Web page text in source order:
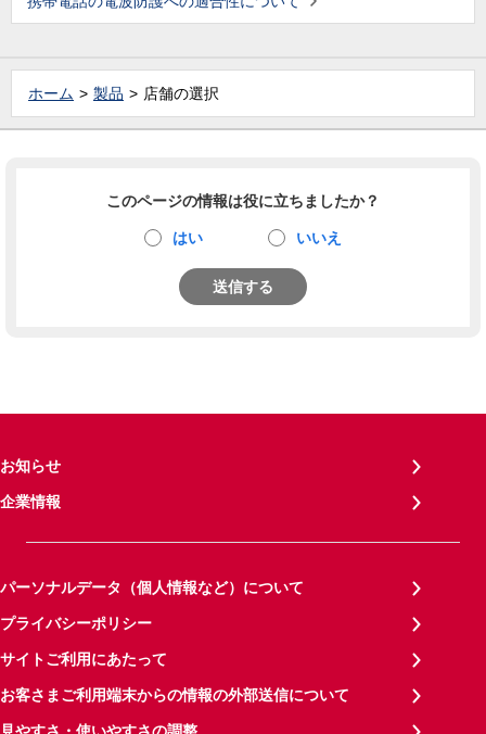
ホーム 製品 店舗の選択
このページの情報は役に立ちましたか？
はい いいえ
送信する
お知らせ
企業情報
パーソナルデータ（個人情報など）について
プライバシーポリシー
サイトご利用にあたって
お客さまご利用端末からの情報の外部送信について